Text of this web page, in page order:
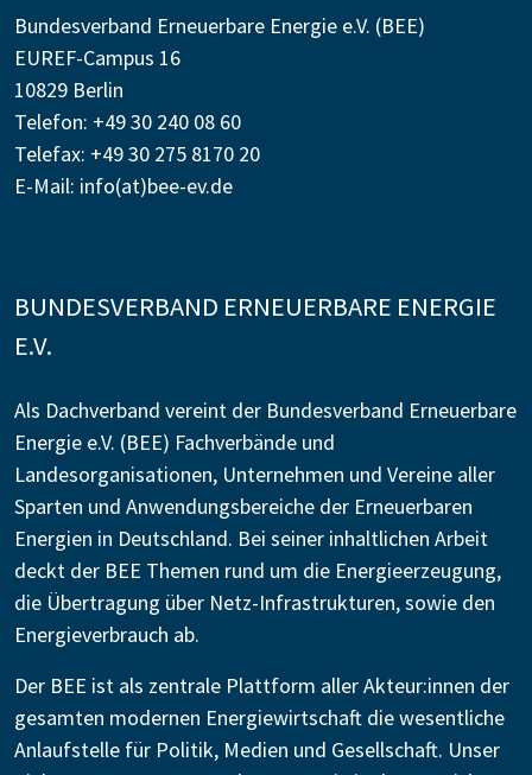
Bundesverband Erneuerbare Energie e.V. (BEE)
EUREF-Campus 16
10829 Berlin
Telefon: +49 30 240 08 60
Telefax: +49 30 275 8170 20
E-Mail: info(at)bee-ev.de
BUNDESVERBAND ERNEUERBARE ENERGIE
E.V.
Als Dachverband vereint der Bundesverband Erneuerbare
Energie e.V. (BEE) Fachverbände und
Landesorganisationen, Unternehmen und Vereine aller
Sparten und Anwendungsbereiche der Erneuerbaren
Energien in Deutschland. Bei seiner inhaltlichen Arbeit
deckt der BEE Themen rund um die Energieerzeugung,
die Übertragung über Netz-Infrastrukturen, sowie den
Energieverbrauch ab.
Der BEE ist als zentrale Plattform aller Akteur:innen der
gesamten modernen Energiewirtschaft die wesentliche
Anlaufstelle für Politik, Medien und Gesellschaft. Unser